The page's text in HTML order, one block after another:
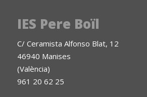
IES Pere Boïl
C/ Ceramista Alfonso Blat, 12
46940 Manises
(València)
961 20 62 25